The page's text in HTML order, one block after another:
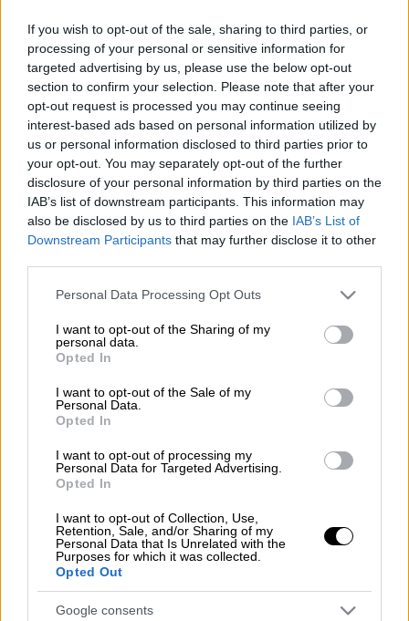
If you wish to opt-out of the sale, sharing to third parties, or
processing of your personal or sensitive information for
targeted advertising by us, please use the below opt-out
section to confirm your selection. Please note that after your
opt-out request is processed you may continue seeing
interest-based ads based on personal information utilized by
us or personal information disclosed to third parties prior to
your opt-out. You may separately opt-out of the further
disclosure of your personal information by third parties on the
IAB’s list of downstream participants. This information may
also be disclosed by us to third parties on the IAB’s List of
Downstream Participants that may further disclose it to other
Please note that this website/app uses one or more Google
not limited to your visit or usage behaviour. You may click to
grant or deny consent to Google and its third-party tags to
use your data for below specified purposes in below Google
consent section.
Personal Data Processing Opt Outs
I want to opt-out of the Sharing of my
personal data.
Opted In
I want to opt-out of the Sale of my
Personal Data.
Opted In
I want to opt-out of processing my
Personal Data for Targeted Advertising.
Opted In
I want to opt-out of Collection, Use,
Retention, Sale, and/or Sharing of my
Personal Data that Is Unrelated with the
Purposes for which it was collected.
Opted Out
Google consents
Προσθέστε το ΕΘΝΟΣ στη Google
Ένα τραγικόδυστύχημασημειώθηκε σήμερα
(26/4) το πρωί στηνΑρκαδία, όταν ένας
άνδρας καταπλακώθηκε από τρακτέρ.
Ο άτυχος άνδρας, που εργαζόταν στοΕΚΑΒ,
εκτελούσε γεωργικές εργασίεςσε κτήματα
στο Παρθένι Αρκαδίας, όταντο τρακτέρ που
οδηγούσε ανετράπηκαι τον καταπλάκωσε με
αποτέλεσμα ναχάσει τη ζωή του.
ΔΙΑΒΑΣΤΕ ΕΠΙΣΗΣ
Ελλάδα|14.02.2026 23:15
Άνδρας καταπλακώθηκε από
τρακτέρ εν ώρα εργασίας στην
Αρχαία Ολυμπία
Ελλάδα|21.04.2026 17:30
Διπλή τραγωδία στην Κρήτη: Δύο
νεκροί σε δυστυχήματα με τρακτέρ